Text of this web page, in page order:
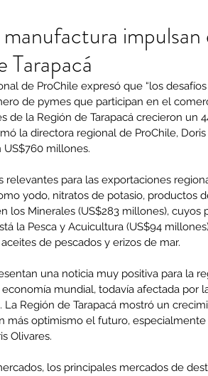
Tarapacá
de ProChile expresó que “los
de pymes que participan en el
de la Región de Tarapacá crecieron un
la directora regional de ProChile,
millones.
relevantes para las exportaciones
yodo, nitratos de potasio, productos
los Minerales (US$283 millones),
la Pesca y Acuicultura (US$94
de pescados y erizos de mar.
una noticia muy positiva para la
mundial, todavía afectada por
La Región de Tarapacá mostró un
más optimismo el futuro,
Olivares.
los principales mercados de